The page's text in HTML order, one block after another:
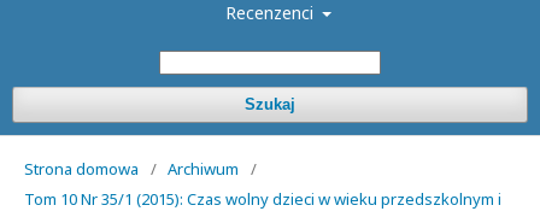
Recenzenci
Szukaj
Strona domowa / Archiwum
/
Tom 10 Nr 35/1 (2015): Czas wolny dzieci w wieku przedszkolnym i